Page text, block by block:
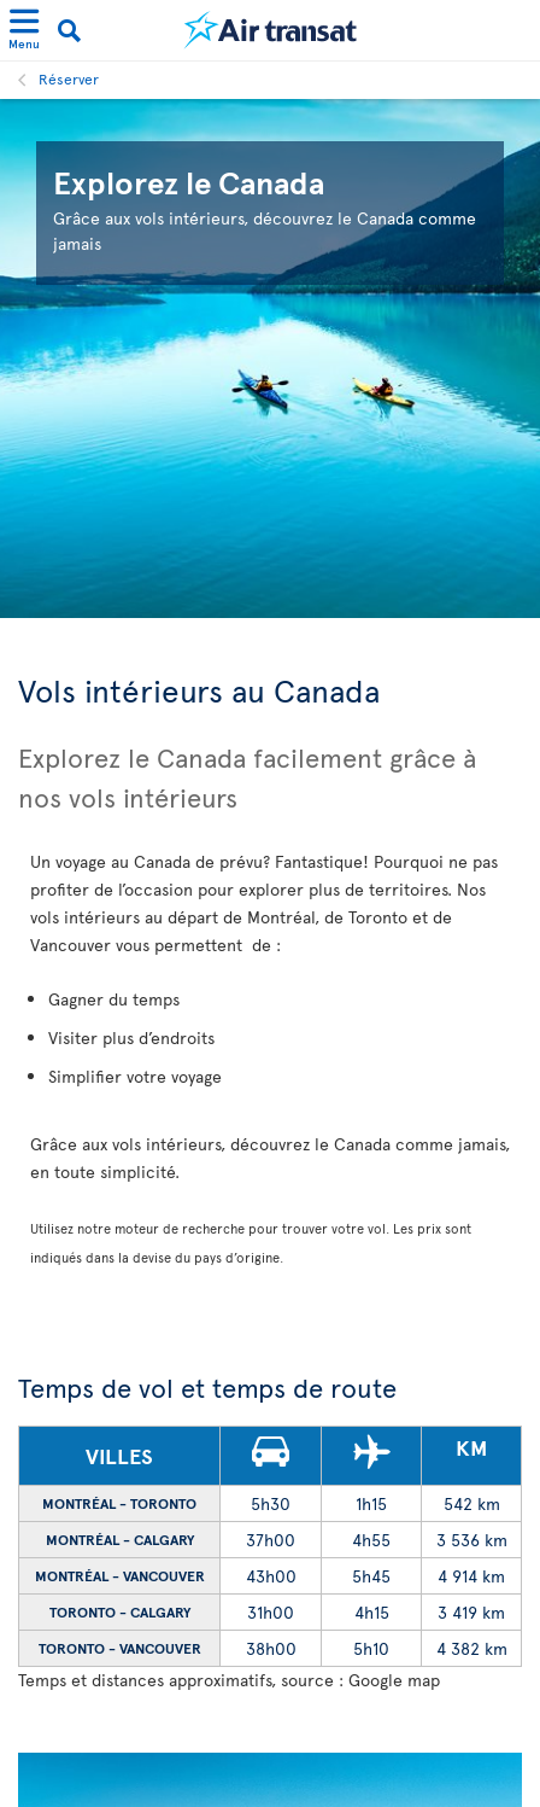
Menu
Réserver
Explorez le Canada
Grâce aux vols intérieurs, découvrez le Canada comme
jamais
Vols intérieurs au Canada
Explorez le Canada facilement grâce à
nos vols intérieurs
Un voyage au Canada de prévu? Fantastique! Pourquoi ne pas
profiter de l’occasion pour explorer plus de territoires. Nos
vols intérieurs au départ de Montréal, de Toronto et de
Vancouver vous permettent de :
Gagner du temps
Visiter plus d’endroits
Simplifier votre voyage
Grâce aux vols intérieurs, découvrez le Canada comme jamais,
en toute simplicité.
Utilisez notre moteur de recherche pour trouver votre vol. Les prix sont
indiqués dans la devise du pays d’origine.
Temps de vol et temps de route
VILLES KM
MONTRÉAL - TORONTO 5h30 1h15 542 km
MONTRÉAL - CALGARY 37h00 4h55 3 536 km
MONTRÉAL - VANCOUVER 43h00 5h45 4 914 km
TORONTO - CALGARY 31h00 4h15 3 419 km
TORONTO - VANCOUVER 38h00 5h10
4 382 km
Temps et distances approximatifs, source : Google map